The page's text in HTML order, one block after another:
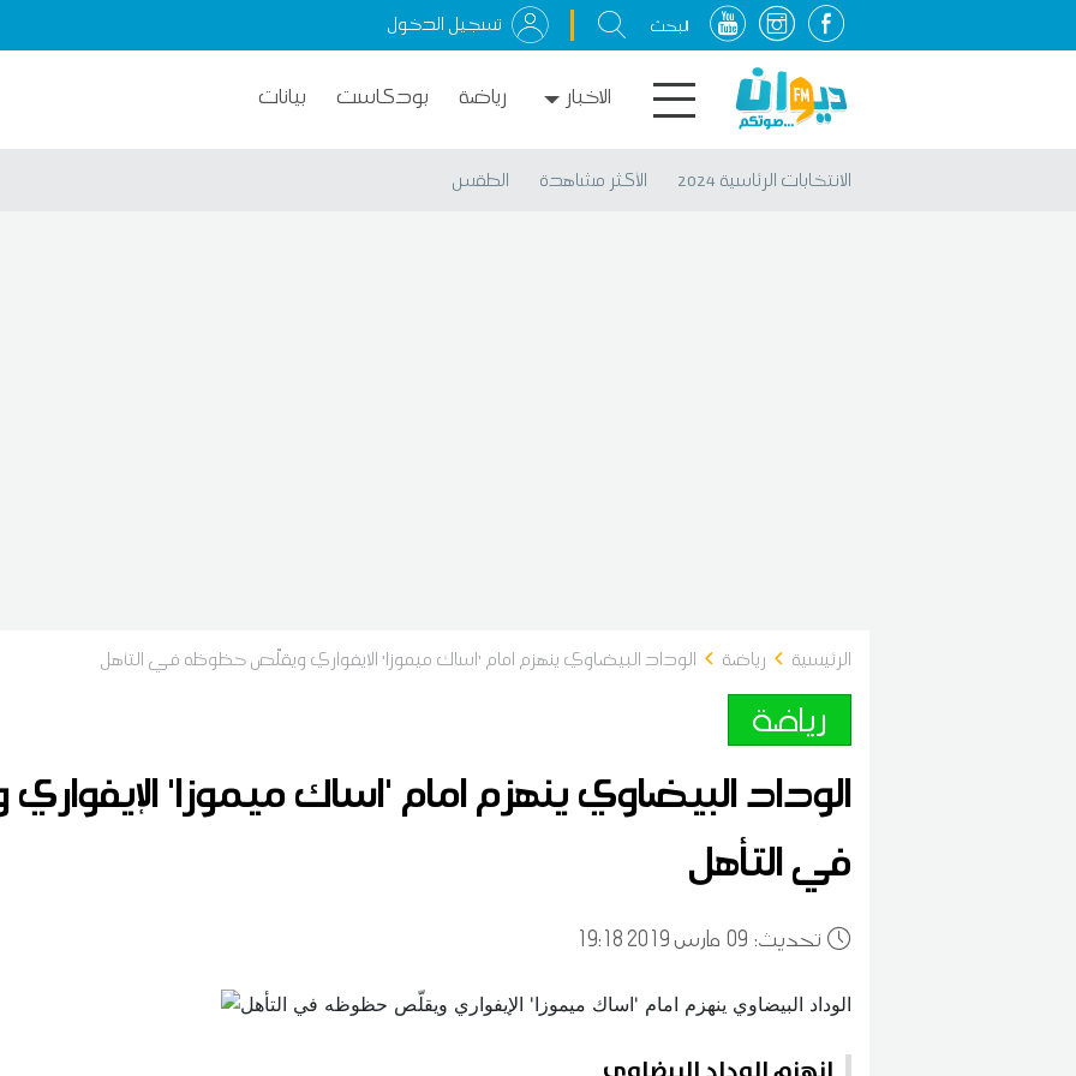
تسجيل الدخول
الاخبار رياضة بودكاست بيانات
الانتخابات الرئاسية 2024 الأكثر مشاهدة الطقس
الرئيسية رياضة الوداد البيضاوي ينهزم امام 'اساك ميموزا' الإيفواري ويقلّص حظوظه في التأهل
رياضة
الوداد البيضاوي ينهزم امام 'اساك ميموزا'
في التأهل
:تحديث 09 19:18 2019 مارس